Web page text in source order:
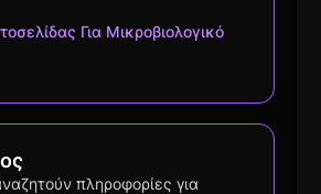
Για Μικροβιολογικό
πληροφορίες για